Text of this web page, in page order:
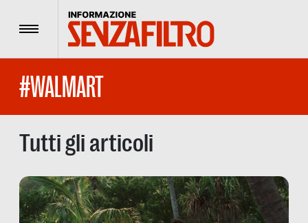
Menu
#WALMART
Tutti gli articoli